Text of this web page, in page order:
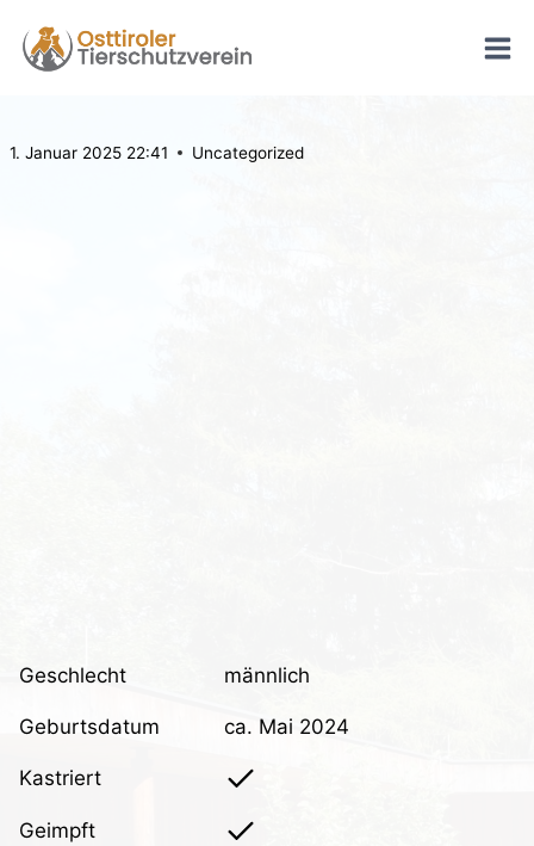
Inhalt
springen
1. Januar 2025 22:41 Uncategorized
Geschlecht männlich
Geburtsdatum ca. Mai 2024
Kastriert
Geimpft